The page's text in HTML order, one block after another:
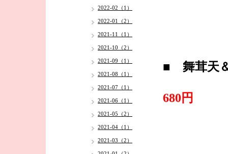
■ 舞茸天
680円
2022-02（1）
2022-01（2）
2021-11（1）
2021-10（2）
2021-09（1）
2021-08（1）
2021-07（1）
2021-06（1）
2021-05（2）
2021-04（1）
2021-03（2）